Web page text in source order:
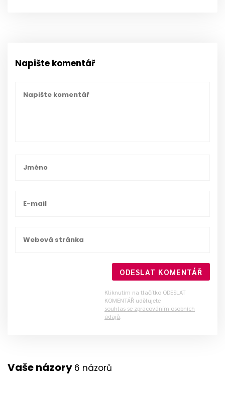
Napište komentář
ODESLAT KOMENTÁŘ
Kliknutím na tlačítko ODESLAT
KOMENTÁŘ udělujete
souhlas se zpracováním osobních
údajů.
Vaše názory 6 názorů